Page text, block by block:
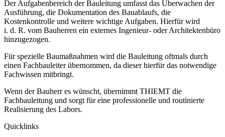
Der Aufgabenbereich der Bauleitung umfasst das Überwachen der
Ausführung, die Dokumentation des Bauablaufs, die
Kostenkontrolle und weitere wichtige Aufgaben. Hierfür wird
i. d. R. vom Bauherren ein externes Ingenieur- oder Architektenbüro
hinzugezogen.
Für spezielle Baumaßnahmen wird die Bauleitung oftmals durch
einen Fachbauleiter übernommen, da dieser hierfür das notwendige
Fachwissen mitbringt.
Wenn der Bauherr es wünscht, übernimmt THIEMT die
Fachbauleitung und sorgt für eine professionelle und routinierte
Realisierung des Labors.
Quicklinks